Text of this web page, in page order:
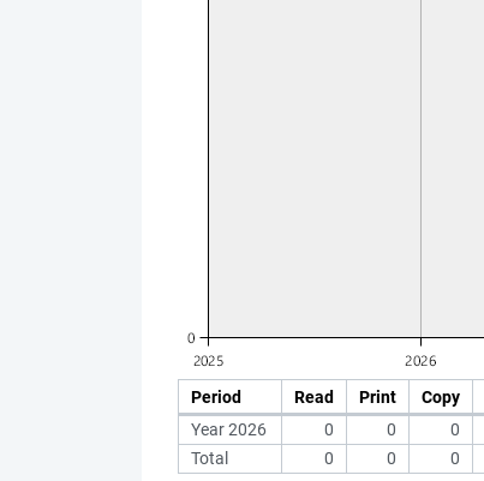
Period Read Print Copy
Year 2026
0 0 0
Total
0 0 0